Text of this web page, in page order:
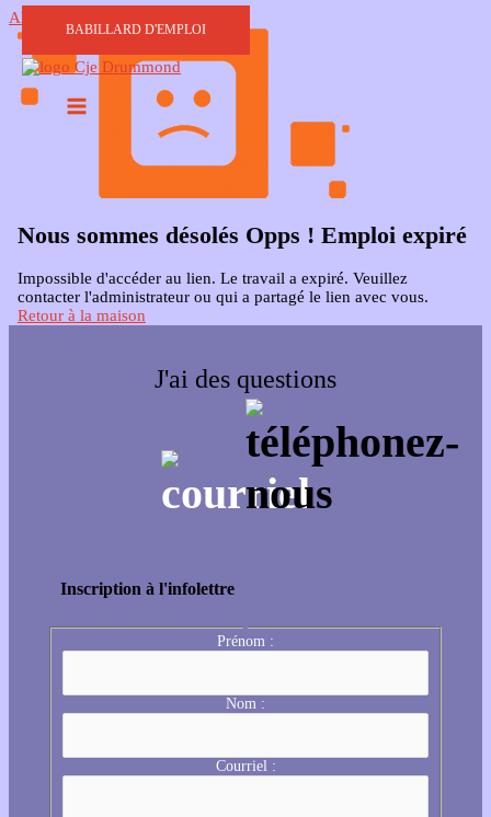
Aller au contenu
BABILLARD D'EMPLOI
Nous sommes désolés Opps ! Emploi expiré
Impossible d'accéder au lien. Le travail a expiré. Veuillez
contacter l'administrateur ou qui a partagé le lien avec vous.
Retour à la maison
J'ai des questions
Inscription à l'infolettre
Prénom :
Nom :
Courriel :